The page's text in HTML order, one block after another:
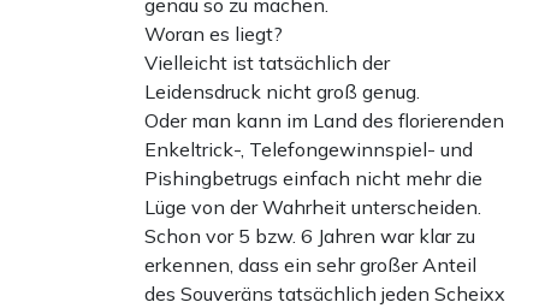
genau so zu machen.
Woran es liegt?
Vielleicht ist tatsächlich der
Leidensdruck nicht groß genug.
Oder man kann im Land des florierenden
Enkeltrick-, Telefongewinnspiel- und
Pishingbetrugs einfach nicht mehr die
Lüge von der Wahrheit unterscheiden.
Schon vor 5 bzw. 6 Jahren war klar zu
erkennen, dass ein sehr großer Anteil
des Souveräns tatsächlich jeden Scheixx